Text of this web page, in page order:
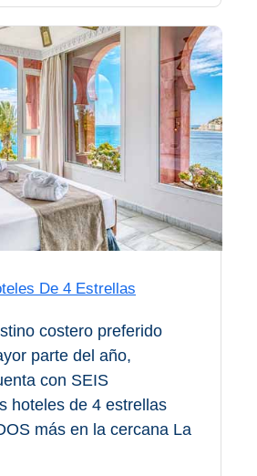
De 4 Estrellas
costero preferido
parte del año,
con SEIS
hoteles de 4 estrellas
más en la cercana La